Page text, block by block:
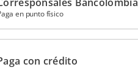
en punto físico
con crédito